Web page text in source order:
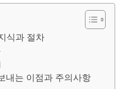
식과 절차
내는 이점과 주의사항